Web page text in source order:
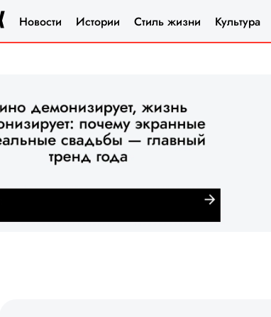
Новости Истории Стиль жизни Культура